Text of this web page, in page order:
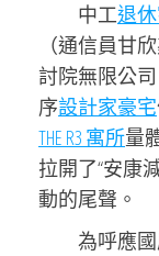
中工退
（通信員甘
討院無限公
序設計家豪宅
THE R3 寓所量
拉開了“安康
動的尾聲。
為呼應